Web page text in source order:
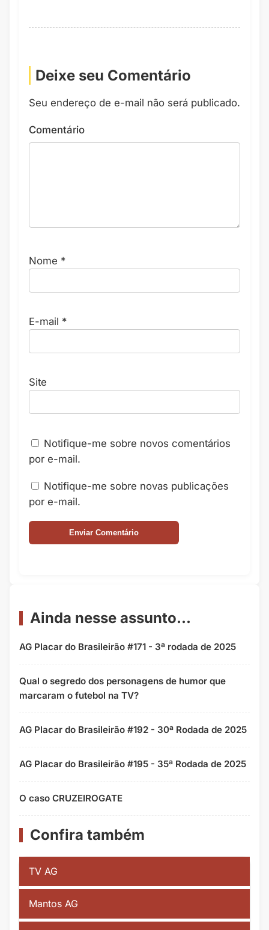
Deixe seu Comentário
Seu endereço de e-mail não será publicado.
Comentário
Nome *
E-mail *
Site
Notifique-me sobre novos comentários
por e-mail.
Notifique-me sobre novas publicações
por e-mail.
Ainda nesse assunto...
AG Placar do Brasileirão #171 - 3ª rodada de 2025
Qual o segredo dos personagens de humor que
marcaram o futebol na TV?
AG Placar do Brasileirão #192 - 30ª Rodada de 2025
AG Placar do Brasileirão #195 - 35ª Rodada de 2025
O caso CRUZEIROGATE
Confira também
TV AG
Mantos AG